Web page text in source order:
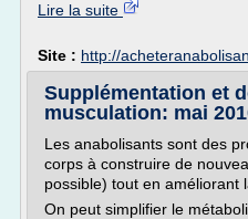
Lire la suite
Site : http://
Supplémentation et
musculation: mai
Les anabolisants sont des
corps à construire de
possible) tout en améliorant
On peut simplifier le